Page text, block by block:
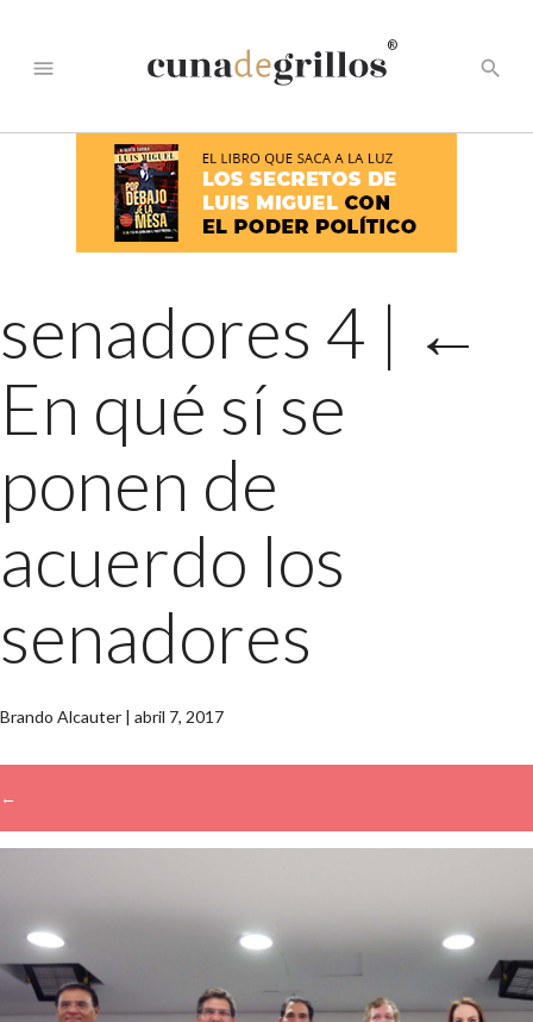
menu
®
search
senadores 4 | ←
En qué sí se
ponen de
acuerdo los
senadores
Brando Alcauter | abril 7, 2017
←